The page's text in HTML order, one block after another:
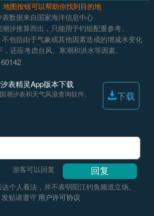
地图按钮可以帮助你找到目的地
表数据来自国家海洋信息中心
汐推算而出，只能用于钓组配重参考。
包括由于气象或其他因素造成的增减水变化
还应考虑台风、寒潮和洪水等因素。
60142
表精灵App版本下载
潮汐表和天气风浪查询软件。 下载
游客可以回复
个人看法，并不表明阳江钓鱼频道立场。
发贴请遵守 用户许可协议